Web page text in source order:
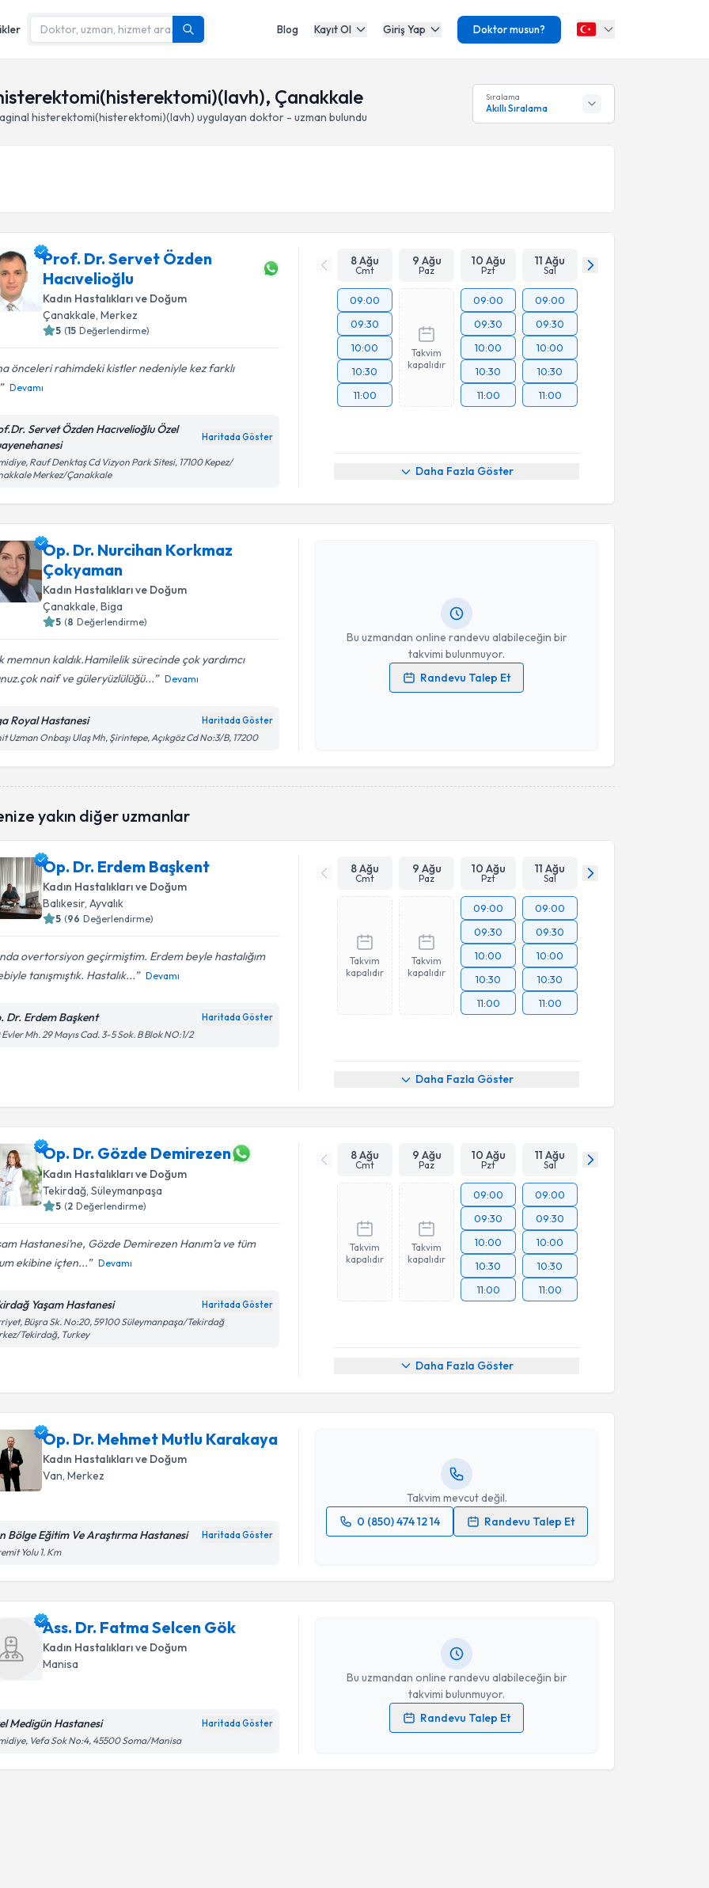
Blog Kayıt Ol Giriş Yap Doktor musun?
Çanakkale
histerektomi(histerektomi)(lavh) uygulayan doktor - uzman bulundu
Sıralama
Akıllı Sıralama
Prof. Dr. Servet Özden
Hacıvelioğlu
Kadın Hastalıkları ve Doğum
Çanakkale, Merkez
5 (15 Değerlendirme)
önceleri rahimdeki kistler nedeniyle kez farklı
Devamı
Servet Özden Hacıvelioğlu Özel
Haritada Göster
Rauf Denktaş Cd Vizyon Park Sitesi, 17100 Kepez/
Merkez/Çanakkale
8 Ağu
Cmt
9 Ağu
Paz
10 Ağu
Pzt
11 Ağu
Sal
09:00
09:30
10:00
10:30
11:00
Takvim
kapalıdır
09:00
09:30
10:00
10:30
11:00
09:00
09:30
10:00
10:30
11:00
Daha Fazla Göster
Op. Dr. Nurcihan Korkmaz
Çokyaman
Kadın Hastalıkları ve Doğum
Çanakkale, Biga
5 (8 Değerlendirme)
memnun kaldık.Hamilelik sürecinde çok yardımcı
naif ve güleryüzlülüğü...
Devamı
Royal Hastanesi Haritada Göster
Uzman Onbaşı Ulaş Mh, Şirintepe, Açıkgöz Cd No:3/B, 17200
Bu uzmandan online randevu alabileceğin bir
takvimi bulunmuyor.
Randevu Talep Et
Randevu Takvimi Talebi
Kişisel verilerimin işlenmesine ilişkinAydınlatma Metni
yakın diğer uzmanlar
Op. Dr. Erdem Başkent
Kadın Hastalıkları ve Doğum
Balıkesir, Ayvalık
5 (96 Değerlendirme)
overtorsiyon geçirmiştim. Erdem beyle hastalığım
tanışmıştık. Hastalık...
Devamı
Dr. Erdem Başkent Haritada Göster
Evler Mh. 29 Mayıs Cad. 3-5 Sok. B Blok NO:1/2
8 Ağu
Cmt
9 Ağu
Paz
10 Ağu
Pzt
11 Ağu
Sal
Takvim
kapalıdır
Takvim
kapalıdır
09:00
09:30
10:00
10:30
11:00
09:00
09:30
10:00
10:30
11:00
Daha Fazla Göster
Op. Dr. Gözde Demirezen
Kadın Hastalıkları ve Doğum
Tekirdağ , Süleymanpaşa
5 (2 Değerlendirme)
Hastanesi’ne, Gözde Demirezen Hanım’a ve tüm
ekibine içten...
Devamı
Yaşam Hastanesi Haritada Göster
Büşra Sk. No:20, 59100 Süleymanpaşa/Tekirdağ
Tekirdağ, Turkey
8 Ağu
Cmt
9 Ağu
Paz
10 Ağu
Pzt
11 Ağu
Sal
Takvim
kapalıdır
Takvim
kapalıdır
09:00
09:30
10:00
10:30
11:00
09:00
09:30
10:00
10:30
11:00
Daha Fazla Göster
Op. Dr. Mehmet Mutlu Karakaya
Kadın Hastalıkları ve Doğum
Van, Merkez
Bölge Eğitim Ve Araştırma Hastanesi Haritada Göster
Yolu 1. Km
Takvim mevcut değil.
0 (850) 474 12 14
Randevu Talep Et
Randevu Takvimi Talebi
işlenmesini kabul ediyorum.
Ass. Dr. Fatma Selcen Gök
Kadın Hastalıkları ve Doğum
Manisa
Medigün Hastanesi Haritada Göster
Vefa Sok No:4, 45500 Soma/Manisa
Bu uzmandan online randevu alabileceğin bir
takvimi bulunmuyor.
Randevu Talep Et
Randevu Takvimi Talebi
Kişisel verilerimin işlenmesine ilişkinAydınlatma Metni
işlenmesini kabul ediyorum.